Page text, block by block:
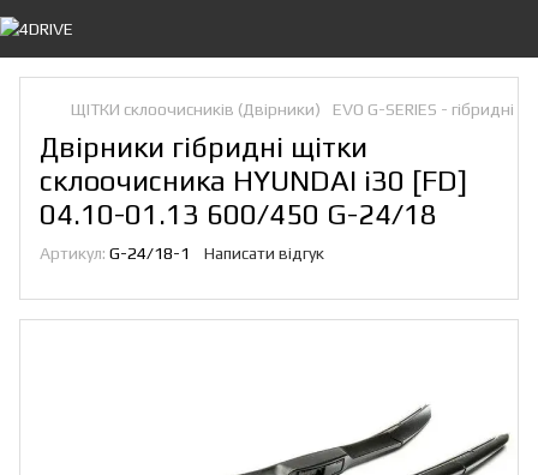
ЩІТКИ склоочисників (Двірники) EVO G-SERIES - гібридні
Двірники гібридні щітки
склоочисника HYUNDAI i30 [FD]
04.10-01.13 600/450 G-24/18
Артикул: G-24/18-1 Написати відгук